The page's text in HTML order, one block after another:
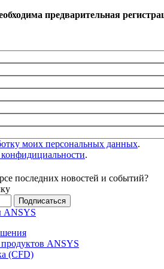
предварительная
моих персональных данных.
.
последних новостей и событий?
ANSYS
ANSYS
(CFD)